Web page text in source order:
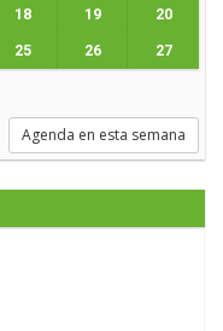
18 19 20
25 26 27
Agenda en esta semana